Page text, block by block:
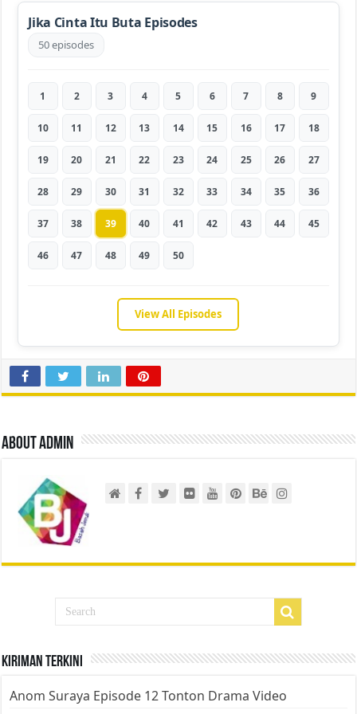
Jika Cinta Itu Buta Episodes
50 episodes
1 2 3 4 5 6 7 8 9
10 11 12 13 14 15 16 17 18
19 20 21 22 23 24 25 26 27
28 29 30 31 32 33 34 35 36
37 38 39 40 41 42 43 44 45
46 47 48 49 50
View All Episodes
About admin
Kiriman Terkini
Anom Suraya Episode 12 Tonton Drama Video